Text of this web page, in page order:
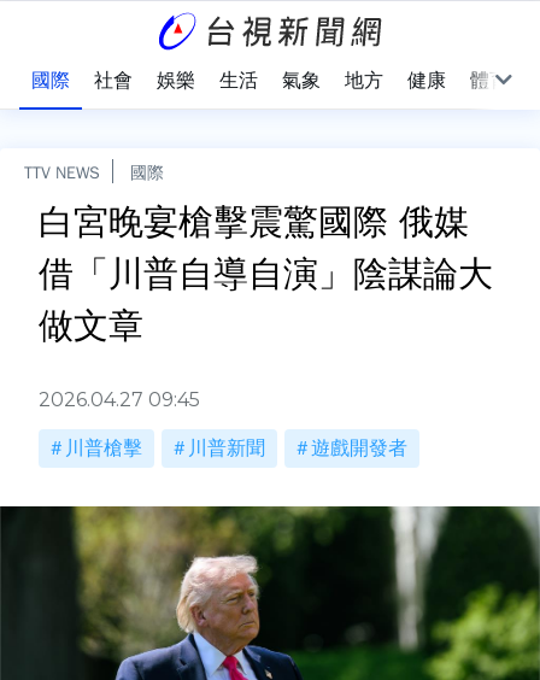
國際 社會 娛樂 生活 氣象 地方 健康 體育
TTV NEWS 國際
白宮晚宴槍擊震驚國際 俄媒
借「川普自導自演」陰謀論大
做文章
2026.04.27 09:45
川普槍擊 川普新聞 遊戲開發者